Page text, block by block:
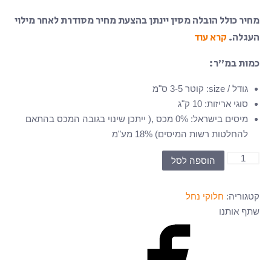
מחיר כולל הובלה מסין יינתן בהצעת מחיר מסודרת לאחר מילוי
העגלה. קרא עוד
כמות במ”ר:
גודל / size : קוטר 3-5 ס"מ
סוגי אריזות: 10 ק"ג
מיסים בישראל:
0% מכס ,( ייתכן שינוי בגובה המכס בהתאם
להחלטות רשות המיסים) 18% מע"מ
כמות
2-
3-
הוספה לסל
קטגוריה: חלוקי נחל
שתף אותנו